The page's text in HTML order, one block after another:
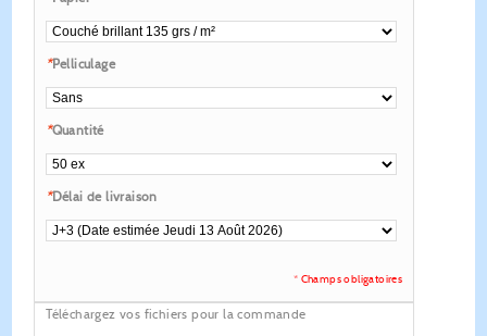
*Pelliculage
*Quantité
*Délai de livraison
* Champs obligatoires
Téléchargez vos fichiers pour la commande